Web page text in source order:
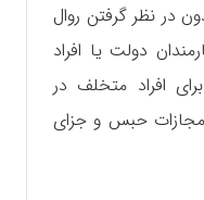
در نظر گرفتن روال
دولت یا افراد
افراد متخلف در
مجازات حبس و جزای